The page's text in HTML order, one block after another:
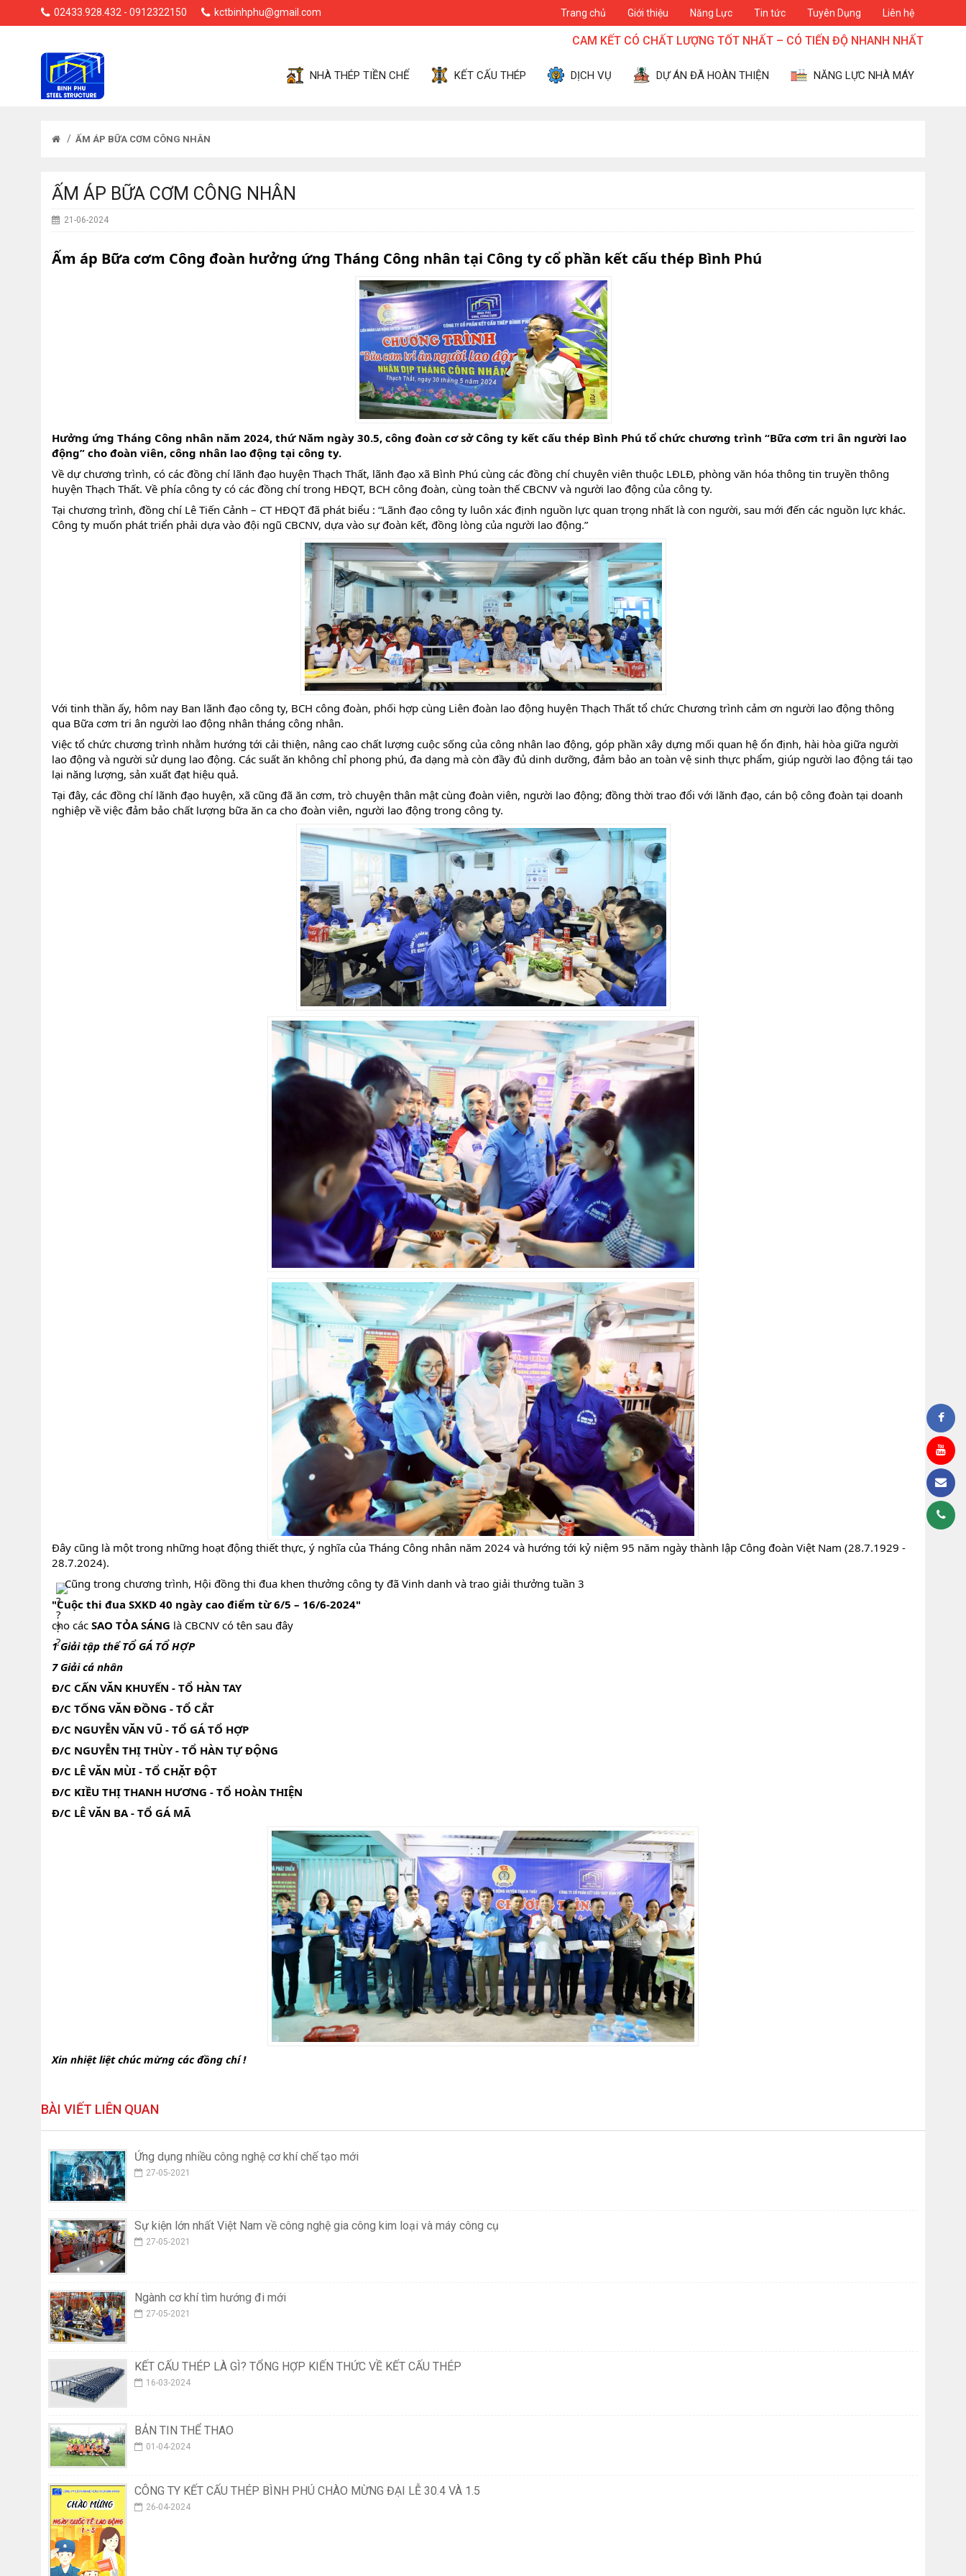
02433.928.432 - 0912322150 kctbinhphu@gmail.com Trang chủ Giới thiệu Năng Lực Tin tức Tuyên Dụng Liên hệ
CAM KẾT CÓ CHẤT LƯỢNG TỐT NHẤT – CÓ TIẾN ĐỘ NHANH NHẤT – CÓ GIÁ THÀNH
NHÀ THÉP TIỀN CHẾ KẾT CẤU THÉP DỊCH VỤ DỰ ÁN ĐÃ HOÀN THIỆN NĂNG LỰC NHÀ MÁY
/ ẤM ÁP BỮA CƠM CÔNG NHÂN
ẤM ÁP BỮA CƠM CÔNG NHÂN
21-06-2024
Ấm áp Bữa cơm Công đoàn hưởng ứng Tháng Công nhân tại Công ty cổ phần kết cấu thép Bình Phú
Hưởng ứng Tháng Công nhân năm 2024, thứ Năm ngày 30.5, công đoàn cơ sở Công ty kết cấu thép Bình Phú tổ chức chương trình “Bữa cơm tri ân người lao
động” cho đoàn viên, công nhân lao động tại công ty.
Về dự chương trình, có các đồng chí lãnh đạo huyện Thạch Thất, lãnh đạo xã Bình Phú cùng các đồng chí chuyên viên thuộc LĐLĐ, phòng văn hóa thông tin truyền thông
huyện Thạch Thất. Về phía công ty có các đồng chí trong HĐQT, BCH công đoàn, cùng toàn thế CBCNV và người lao động của công ty.
Tại chương trình, đồng chí Lê Tiến Cảnh – CT HĐQT đã phát biểu : “Lãnh đạo công ty luôn xác định nguồn lực quan trọng nhất là con người, sau mới đến các nguồn lực khác.
Công ty muốn phát triển phải dựa vào đội ngũ CBCNV, dựa vào sự đoàn kết, đồng lòng của người lao động.”
Với tinh thần ấy, hôm nay Ban lãnh đạo công ty, BCH công đoàn, phối hợp cùng Liên đoàn lao động huyện Thạch Thất tổ chức Chương trình cảm ơn người lao động thông
qua Bữa cơm tri ân người lao động nhân tháng công nhân.
Việc tổ chức chương trình nhằm hướng tới cải thiện, nâng cao chất lượng cuộc sống của công nhân lao động, góp phần xây dựng mối quan hệ ổn định, hài hòa giữa người
lao động và người sử dụng lao động. Các suất ăn không chỉ phong phú, đa dạng mà còn đầy đủ dinh dưỡng, đảm bảo an toàn vệ sinh thực phẩm, giúp người lao động tái tạo
lại năng lượng, sản xuất đạt hiệu quả.
Tại đây, các đồng chí lãnh đạo huyện, xã cũng đã ăn cơm, trò chuyện thân mật cùng đoàn viên, người lao động; đồng thời trao đổi với lãnh đạo, cán bộ công đoàn tại doanh
nghiệp về việc đảm bảo chất lượng bữa ăn ca cho đoàn viên, người lao động trong công ty.
Đây cũng là một trong những hoạt động thiết thực, ý nghĩa của Tháng Công nhân năm 2024 và hướng tới kỷ niệm 95 năm ngày thành lập Công đoàn Việt Nam (28.7.1929 -
28.7.2024).
Cũng trong chương trình, Hội đồng thi đua khen thưởng công ty đã Vinh danh và trao giải thưởng tuần 3
"Cuộc thi đua SXKD 40 ngày cao điểm từ 6/5 – 16/6-2024"
cho các SAO TỎA SÁNG là CBCNV có tên sau đây
1 Giải tập thể TỔ GÁ TỔ HỢP
7 Giải cá nhân
Đ/C CẤN VĂN KHUYẾN - TỔ HÀN TAY
Đ/C TỐNG VĂN ĐỒNG - TỔ CẮT
Đ/C NGUYỄN VĂN VŨ - TỔ GÁ TỔ HỢP
Đ/C NGUYỄN THỊ THÙY - TỔ HÀN TỰ ĐỘNG
Đ/C LÊ VĂN MÙI - TỔ CHẶT ĐỘT
Đ/C KIỀU THỊ THANH HƯƠNG - TỔ HOÀN THIỆN
Đ/C LÊ VĂN BA - TỔ GÁ MÃ
Xin nhiệt liệt chúc mừng các đồng chí !
BÀI VIẾT LIÊN QUAN
Ứng dụng nhiều công nghệ cơ khí chế tạo mới
27-05-2021
Sự kiện lớn nhất Việt Nam về công nghệ gia công kim loại và máy công cụ
27-05-2021
Ngành cơ khí tìm hướng đi mới
27-05-2021
KẾT CẤU THÉP LÀ GÌ? TỔNG HỢP KIẾN THỨC VỀ KẾT CẤU THÉP
16-03-2024
BẢN TIN THỂ THAO
01-04-2024
CÔNG TY KẾT CẤU THÉP BÌNH PHÚ CHÀO MỪNG ĐẠI LỄ 30.4 VÀ 1.5
26-04-2024